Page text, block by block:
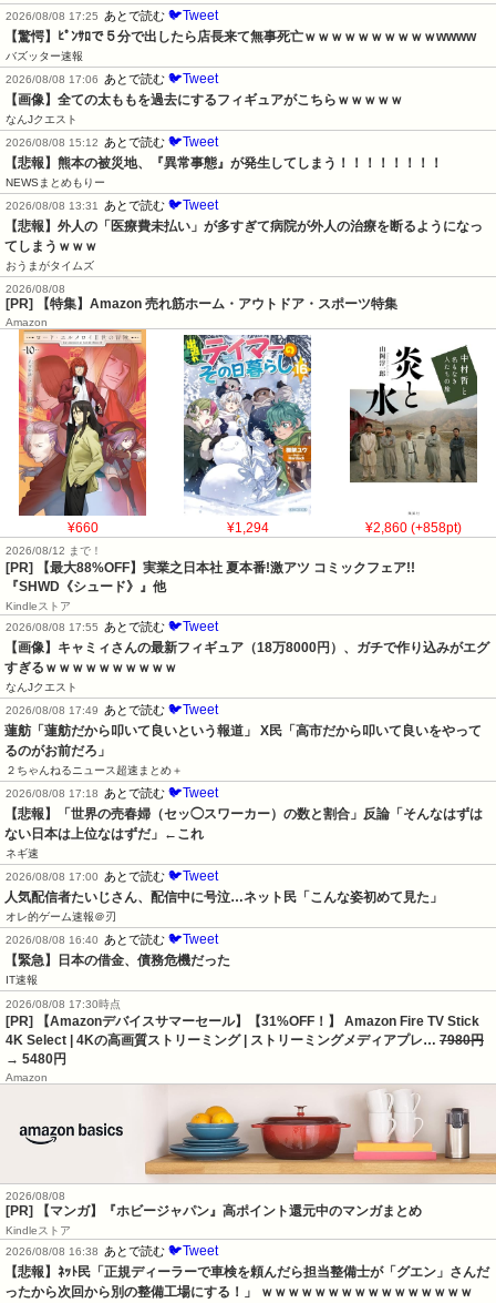
2026/08/08 17:25
あとで読む 🐦Tweet
【驚愕】ﾋﾟﾝｻﾛで５分で出したら店長来て無事死亡ｗｗｗｗｗｗｗｗｗｗwwww
バズッター速報
2026/08/08 17:06
あとで読む 🐦Tweet
【画像】全ての太ももを過去にするフィギュアがこちらｗｗｗｗｗ
なんJクエスト
2026/08/08 15:12
あとで読む 🐦Tweet
【悲報】熊本の被災地、『異常事態』が発生してしまう！！！！！！！！
NEWSまとめもりー
2026/08/08 13:31
あとで読む 🐦Tweet
【悲報】外人の「医療費未払い」が多すぎて病院が外人の治療を断るようになっ
てしまうｗｗｗ
おうまがタイムズ
2026/08/08
[PR] 【特集】Amazon 売れ筋ホーム・アウトドア・スポーツ特集
Amazon
¥660 ¥1,294 ¥2,860 (+858pt)
2026/08/12 まで！
[PR] 【最大88%OFF】実業之日本社 夏本番!激アツ コミックフェア!!
『SHWD《シュード》』他
Kindleストア
2026/08/08 17:55
あとで読む 🐦Tweet
【画像】キャミィさんの最新フィギュア（18万8000円）、ガチで作り込みがエグ
すぎるｗｗｗｗｗｗｗｗｗｗ
なんJクエスト
2026/08/08 17:49
あとで読む 🐦Tweet
蓮舫「蓮舫だから叩いて良いという報道」 X民「高市だから叩いて良いをやって
るのがお前だろ」
２ちゃんねるニュース超速まとめ＋
2026/08/08 17:18
あとで読む 🐦Tweet
【悲報】「世界の売春婦（セッ◯スワーカー）の数と割合」反論「そんなはずは
ない日本は上位なはずだ」←これ
ネギ速
2026/08/08 17:00
あとで読む 🐦Tweet
人気配信者たいじさん、配信中に号泣…ネット民「こんな姿初めて見た」
オレ的ゲーム速報＠刃
2026/08/08 16:40
あとで読む 🐦Tweet
【緊急】日本の借金、債務危機だった
IT速報
2026/08/08 17:30時点
[PR] 【Amazonデバイスサマーセール】【31%OFF！】 Amazon Fire TV Stick
4K Select | 4Kの高画質ストリーミング | ストリーミングメディアプレ… 7980円
→ 5480円
Amazon
2026/08/08
[PR] 【マンガ】『ホビージャパン』高ポイント還元中のマンガまとめ
Kindleストア
2026/08/08 16:38 あとで読む 🐦Tweet
【悲報】ﾈｯﾄ民「正規ディーラーで車検を頼んだら担当整備士が「グエン」さんだ
ったから次回から別の整備工場にする！」 ｗｗｗｗｗｗｗｗｗｗｗｗｗｗｗｗ